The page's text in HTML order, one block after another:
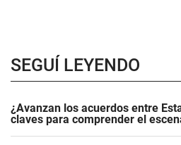
SEGUÍ LEYENDO
¿Avanzan los acuerdos entre
claves para comprender el